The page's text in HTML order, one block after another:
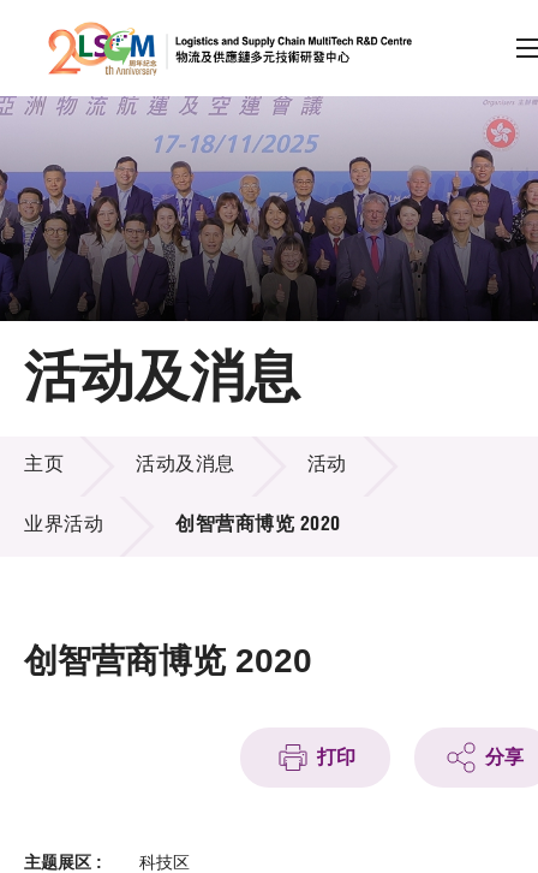
跳到内容（按回车键）
会员登录
A A EN 繁 简
主页
关于LSCM
技术商品化
项目及资助计划
活动及消息
科技分享
活动及消息
活动及消息
主页 活动及消息 活动
业界活动 创智营商博览 2020
创智营商博览 2020
打印 分享
主题展区 :
科技区